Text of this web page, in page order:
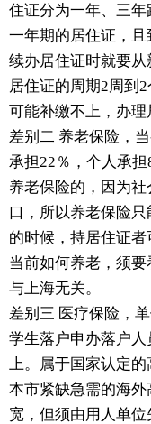
住证分为一年、三
一年期的居住证，
续办居住证时就要
居住证的周期2周到
可能补缴不上，办理
差别二 养老保险，
承担22％，个人承
养老保险的，因为
口，所以养老保险
的时候，持居住证
当前如何养老，须要
与上海无关。
差别三 医疗保险，
学生落户申办落户
上。属于国家认定
本市紧缺急需的海
宽，但须由用人单